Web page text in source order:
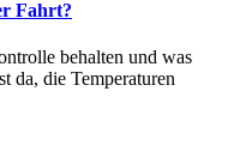
Fahrt?
behalten und was
da, die Temperaturen